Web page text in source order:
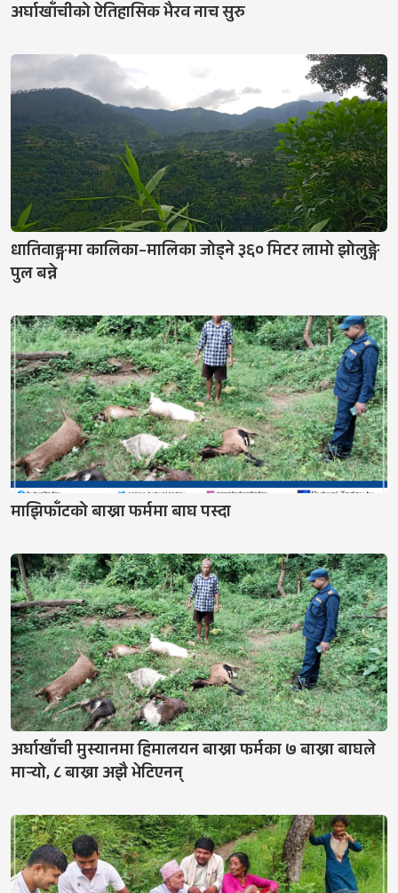
अर्घाखाँचीको ऐतिहासिक भैरव नाच सुरु
धातिवाङ्गमा कालिका–मालिका जोड्ने ३६० मिटर लामो झोलुङ्गे
पुल बन्ने
माझिफाँटको बाख्रा फर्ममा बाघ पस्दा
अर्घाखाँची मुस्यानमा हिमालयन बाख्रा फर्मका ७ बाख्रा बाघले
मार्‍यो, ८ बाख्रा अझै भेटिएनन्